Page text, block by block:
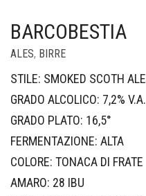
BARCOBESTIA
ALES, BIRRE
STILE: SMOKED SCOTH ALE
GRADO ALCOLICO: 7,2% V.A.
GRADO PLATO: 16,5°
FERMENTAZIONE: ALTA
COLORE: TONACA DI FRATE
AMARO: 28 IBU